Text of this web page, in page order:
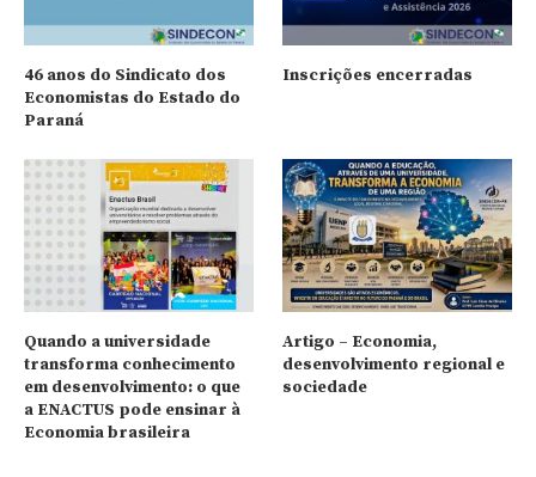
46 anos do Sindicato dos
Economistas do Estado do
Paraná
Inscrições encerradas
Quando a universidade
transforma conhecimento
em desenvolvimento: o que
a ENACTUS pode ensinar à
Economia brasileira
Artigo – Economia,
desenvolvimento regional e
sociedade